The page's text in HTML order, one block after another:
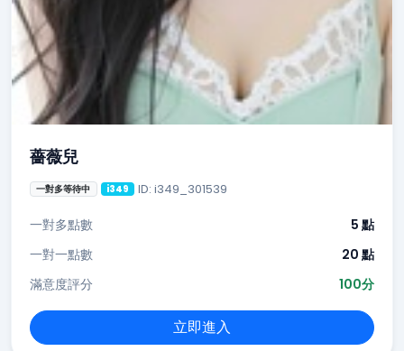
薔薇兒
一對多等待中 i349 ID: i349_301539
一對多點數
5 點
一對一點數
20 點
滿意度評分
100分
立即進入